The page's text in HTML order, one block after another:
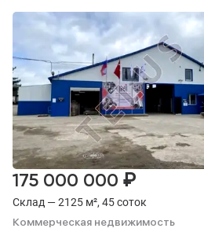
Склад — 2125 м², 45 соток
Коммерческая недвижимость
175 000 000 ₽